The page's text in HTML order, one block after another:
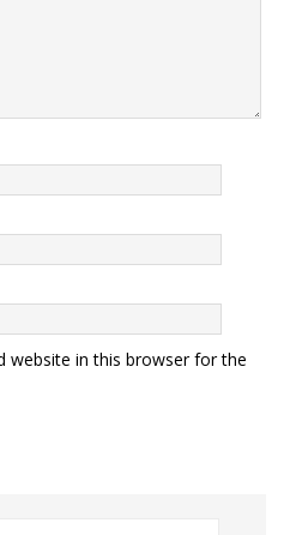
website in this browser for the